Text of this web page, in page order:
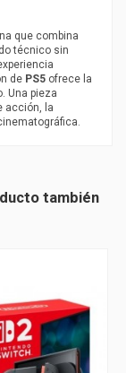
que combina
técnico sin
de PS5 ofrece la
Una pieza
acción, la
también